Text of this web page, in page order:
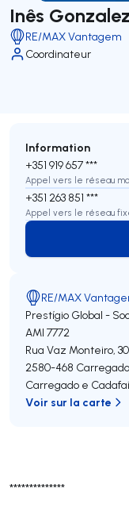
Inês Gonzalez
RE/MAX Vantagem
Coordinateur
**************
Information
+351 919 657 ***
Appel vers le réseau
+351 263 851 ***
Appel vers le réseau
RE/MAX
Prestígio Global -
AMI 7772
Rua Vaz Monteiro,
2580-468 Carregado
Carregado e
Voir sur la carte